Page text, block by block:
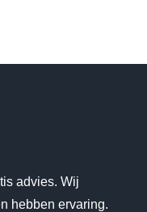
advies. Wij
hebben ervaring.